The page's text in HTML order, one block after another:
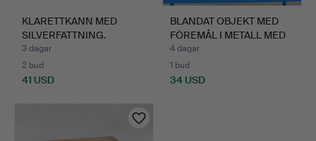
KLARETTKANN MED
SILVERFATTNING.
3 dagar
2 bud
41 USD
BLANDAT OBJEKT MED
FÖREMÅL I METALL MED
ÖV…
4 dagar
1 bud
34 USD